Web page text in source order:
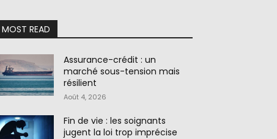
MOST READ
Assurance-crédit : un
marché sous-tension mais
résilient
Août 4, 2026
Fin de vie : les soignants
jugent la loi trop imprécise